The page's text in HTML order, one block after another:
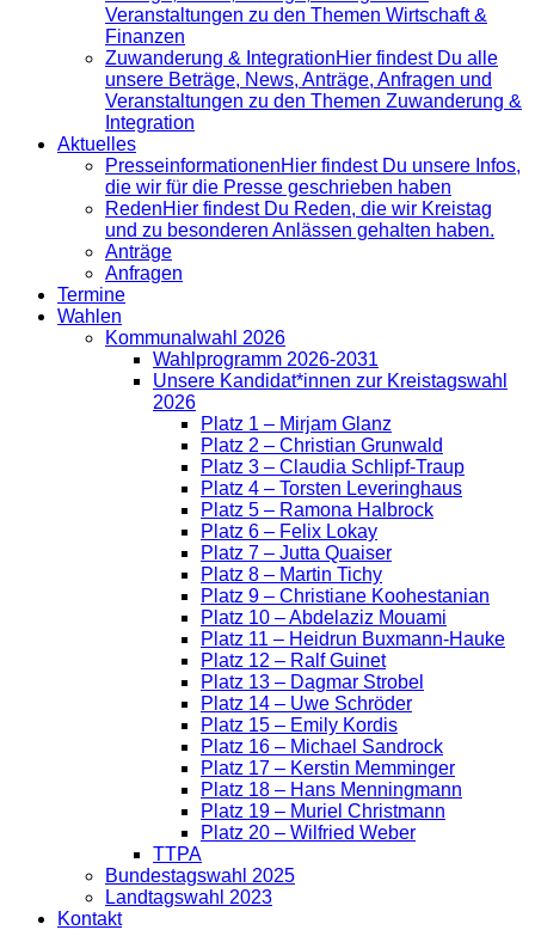
Veranstaltungen zu den Themen Wirtschaft &
Finanzen
Zuwanderung & IntegrationHier findest Du alle
unsere Beträge, News, Anträge, Anfragen und
Veranstaltungen zu den Themen Zuwanderung &
Integration
Aktuelles
Presse­informationenHier findest Du unsere Infos,
die wir für die Presse geschrieben haben
RedenHier findest Du Reden, die wir Kreistag
und zu besonderen Anlässen gehalten haben.
Anträge
Anfragen
Termine
Wahlen
Kommunalwahl 2026
Wahlprogramm 2026-2031
Unsere Kandidat*innen zur Kreistagswahl
2026
Platz 1 – Mirjam Glanz
Platz 2 – Christian Grunwald
Platz 3 – Claudia Schlipf-Traup
Platz 4 – Torsten Leveringhaus
Platz 5 – Ramona Halbrock
Platz 6 – Felix Lokay
Platz 7 – Jutta Quaiser
Platz 8 – Martin Tichy
Platz 9 – Christiane Koohestanian
Platz 10 – Abdelaziz Mouami
Platz 11 – Heidrun Buxmann-Hauke
Platz 12 – Ralf Guinet
Platz 13 – Dagmar Strobel
Platz 14 – Uwe Schröder
Platz 15 – Emily Kordis
Platz 16 – Michael Sandrock
Platz 17 – Kerstin Memminger
Platz 18 – Hans Menningmann
Platz 19 – Muriel Christmann
Platz 20 – Wilfried Weber
TTPA
Bundestagswahl 2025
Landtagswahl 2023
Kontakt